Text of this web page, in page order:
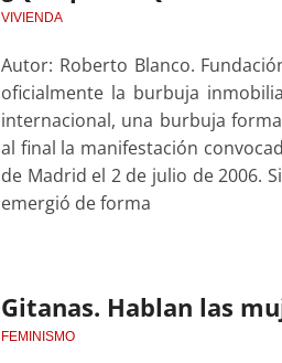
VIVIENDA
Autor: Roberto Blanco.
oficialmente la burbuja
internacional, una burbuja
al final la manifestación
de Madrid el 2 de julio de 2006.
emergió de forma
Gitanas. Hablan las
FEMINISMO